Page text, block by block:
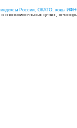
индексы России, ОКАТО, коды
ознокомительных целях,